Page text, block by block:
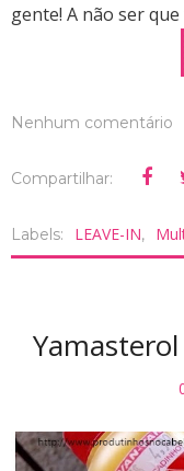
gente! A não ser
Nenhum comentário
Compartilhar:
Labels: LEAVE-IN,